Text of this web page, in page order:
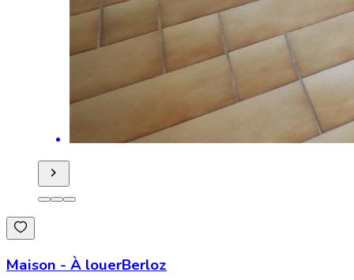
Maison - À louerBerloz